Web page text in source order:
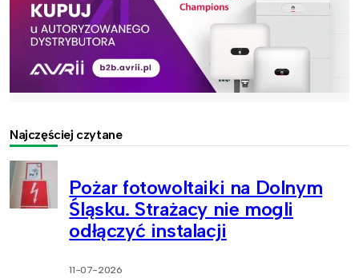
Najczęściej czytane
Pożar fotowoltaiki na Dolnym
Śląsku. Strażacy nie mogli
odłączyć instalacji
11-07-2026